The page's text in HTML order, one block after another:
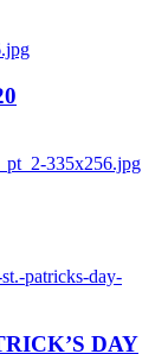
335x256.jpg
patricks-day-
DAY